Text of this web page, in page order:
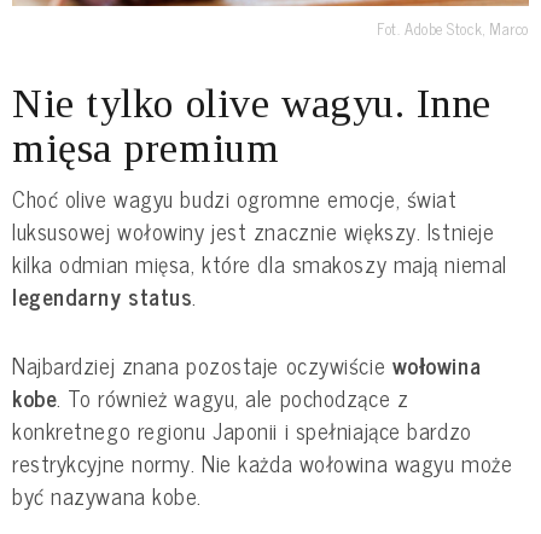
Fot. Adobe Stock, Marco
Nie tylko olive wagyu. Inne
mięsa premium
Choć olive wagyu budzi ogromne emocje, świat
luksusowej wołowiny jest znacznie większy. Istnieje
kilka odmian mięsa, które dla smakoszy mają niemal
legendarny status.
Najbardziej znana pozostaje oczywiście wołowina
kobe. To również wagyu, ale pochodzące z
konkretnego regionu Japonii i spełniające bardzo
restrykcyjne normy. Nie każda wołowina wagyu może
być nazywana kobe.